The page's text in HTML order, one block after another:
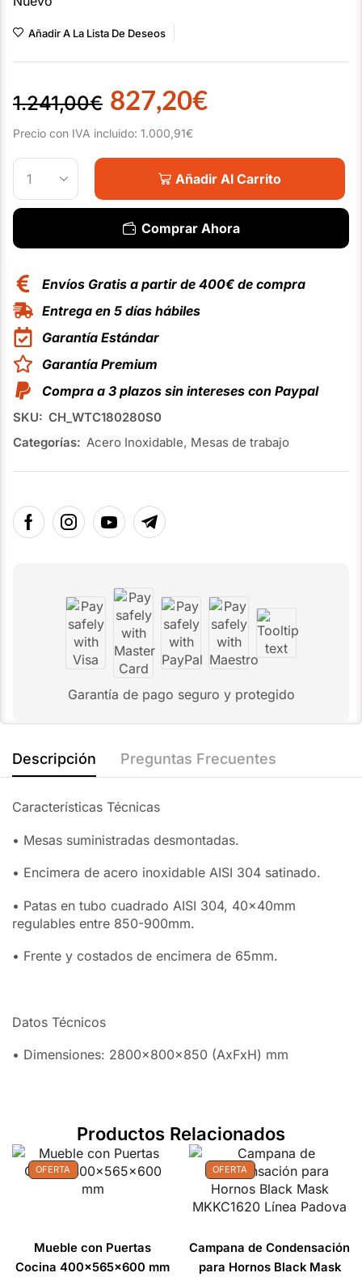
Añadir A La Lista De Deseos
1.241,00€ 827,20€
Precio con IVA incluido: 1.000,91€
Añadir Al Carrito
Comprar Ahora
Envíos Gratis a partir de 400€ de compra
Entrega en 5 días hábiles
Garantía Estándar
Garantía Premium
Compra a 3 plazos sin intereses con Paypal
SKU: CH_WTC180280S0
Categorías: Acero Inoxidable, Mesas de trabajo
Garantía de pago seguro y protegido
Descripción Preguntas Frecuentes
Características Técnicas
• Mesas suministradas desmontadas.
• Encimera de acero inoxidable AISI 304 satinado.
• Patas en tubo cuadrado AISI 304, 40x40mm
regulables entre 850-900mm.
• Frente y costados de encimera de 65mm.
Datos Técnicos
• Dimensiones: 2800x800x850 (AxFxH) mm
Productos Relacionados
OFERTA
Mueble con Puertas
Cocina 400x565x600 mm
OFERTA
Campana de Condensación
para Hornos Black Mask